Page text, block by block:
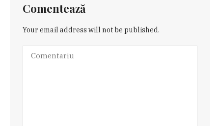
Comentează
Your email address will not be published.